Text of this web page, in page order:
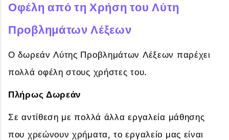
Οφέλη από τη Χρήση του Λύτη
Προβλημάτων Λέξεων
Ο δωρεάν Λύτης Προβλημάτων Λέξεων παρέχει
πολλά οφέλη στους χρήστες του.
Πλήρως Δωρεάν
Σε αντίθεση με πολλά άλλα εργαλεία μάθησης
που χρεώνουν χρήματα, το εργαλείο μας είναι